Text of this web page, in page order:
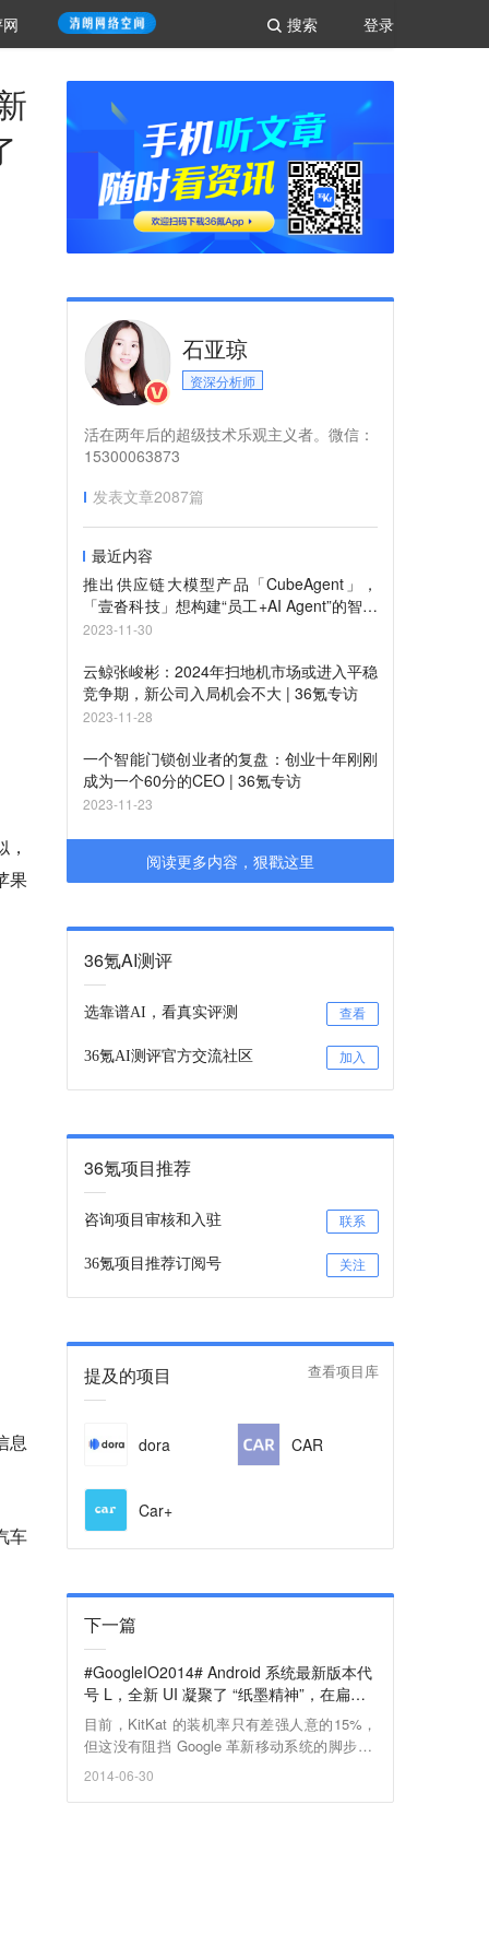
登录
搜索
果
息
车
石亚琼
资深分析师
活在两年后的超级技术乐观主义者。微信：
15300063873
发表文章2087篇
最近内容
推出供应链大模型产品「CubeAgent」，
「壹沓科技」想构建“员工+AI Agent”的智能
办公方式 | 新科技创业
2023-11-30
云鲸张峻彬：2024年扫地机市场或进入平稳
竞争期，新公司入局机会不大 | 36氪专访
2023-11-28
一个智能门锁创业者的复盘：创业十年刚刚
成为一个60分的CEO | 36氪专访
2023-11-23
阅读更多内容，狠戳这里
36氪AI测评
选靠谱AI，看真实评测 查看
36氪AI测评官方交流社区 加入
36氪项目推荐
咨询项目审核和入驻 联系
36氪项目推荐订阅号 关注
提及的项目 查看项目库
dora CAR
Car+
下一篇
#GoogleIO2014# Android 系统最新版本代
号 L，全新 UI 凝聚了 “纸墨精神”，在扁平
化视效更进一步
目前，KitKat 的装机率只有差强人意的15%，
但这没有阻挡 Google 革新移动系统的脚步。
Sundar Pichai 在 Google I/O 2014 大会上推出
2014-06-30